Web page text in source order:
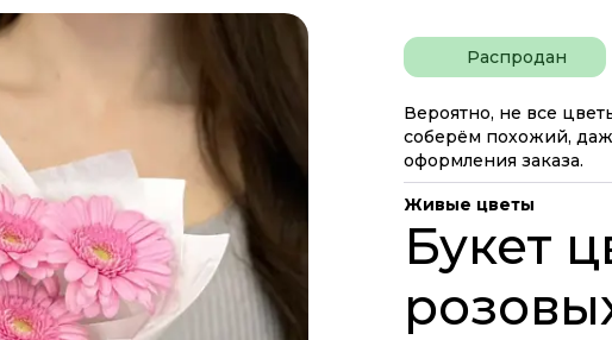
Распродан
Вероятно, не все
соберём похожий,
оформления заказа.
Живые цветы
Букет